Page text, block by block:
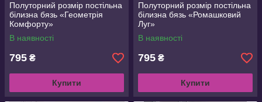
Полуторний розмір постільна
білизна бязь «Геометрія
Комфорту»
В наявності
795 ₴
Купити
Полуторний розмір постільна
білизна бязь «Ромашковий
Луг»
В наявності
795 ₴
Купити